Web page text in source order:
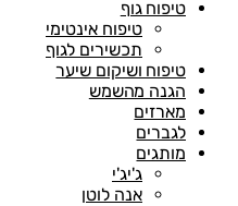
טיפוח גוף
טיפוח אינטימי
תכשירים לגוף
טיפוח ושיקום שיער
הגנה מהשמש
מארזים
לגברים
מותגים
ג'יג'י
אנה לוטן